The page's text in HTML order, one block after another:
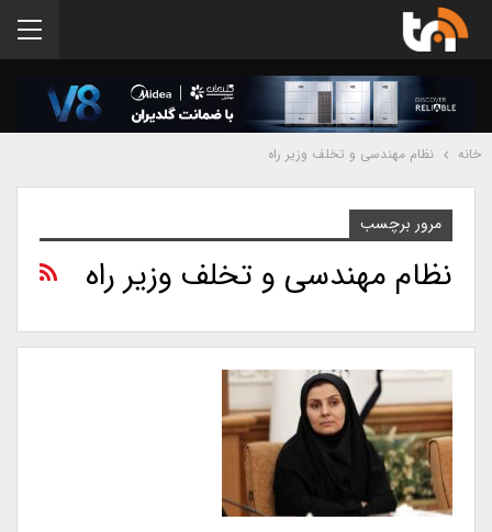
خانه نظام مهندسی و تخلف وزیر راه
مرور برچسب
نظام مهندسی و تخلف وزیر راه